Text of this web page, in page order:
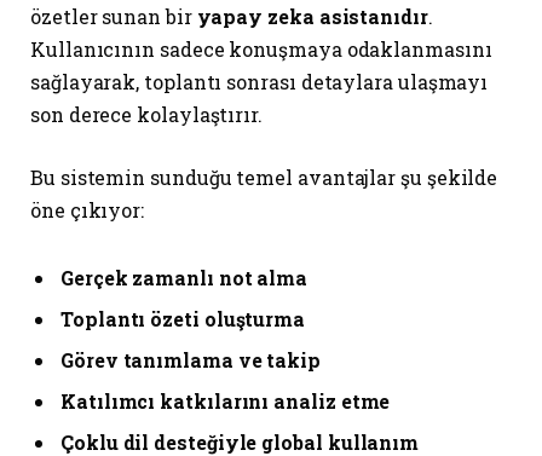
özetler sunan bir yapay zeka asistanıdır.
Kullanıcının sadece konuşmaya odaklanmasını
sağlayarak, toplantı sonrası detaylara ulaşmayı
son derece kolaylaştırır.
Bu sistemin sunduğu temel avantajlar şu şekilde
öne çıkıyor:
Gerçek zamanlı not alma
Toplantı özeti oluşturma
Görev tanımlama ve takip
Katılımcı katkılarını analiz etme
Çoklu dil desteğiyle global kullanım